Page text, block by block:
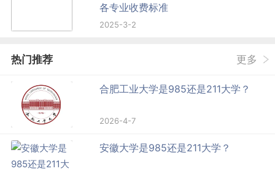
各专业收费标准
2025-3-2
热门推荐 更多
合肥工业大学是985还是211大学？
2026-4-7
安徽大学是985还是211大学？